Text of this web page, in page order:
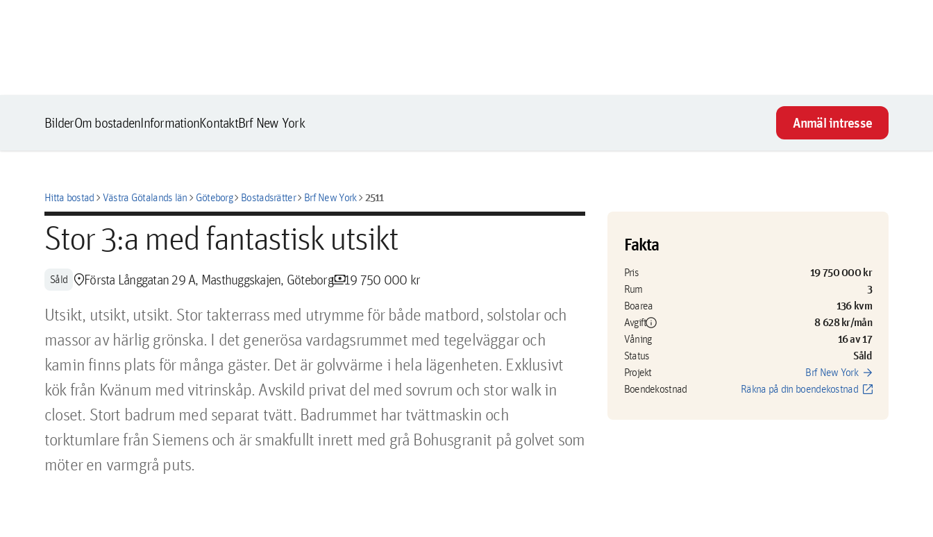
BilderOm bostadenInformationKontaktBrf New York Anmäl intresse
Hitta bostadchevron_rightVästra Götalands länchevron_rightGöteborgchevron_rightBostadsrätterchevron_rightBrf New Yorkchevron_right2511
Stor 3:a med fantastisk utsikt
Såld location_pinFörsta Långgatan 29 A, Masthuggskajen, Göteborgpayments19 750 000 kr
Utsikt, utsikt, utsikt. Stor takterrass med utrymme för både matbord, solstolar och
massor av härlig grönska. I det generösa vardagsrummet med tegelväggar och
kamin finns plats för många gäster. Det är golvvärme i hela lägenheten. Exklusivt
kök från Kvänum med vitrinskåp. Avskild privat del med sovrum och stor walk in
closet. Stort badrum med separat tvätt. Badrummet har tvättmaskin och
torktumlare från Siemens och är smakfullt inrett med grå Bohusgranit på golvet som
möter en varmgrå puts.
Fakta
Pris 19 750 000 kr
Rum 3
Boarea 136 kvm
Avgiftinfo 8 628 kr/mån
Våning 16 av 17
Status Såld
Projekt Brf New York arrow_forward
Boendekostnad Räkna på din boendekostnad open_in_new